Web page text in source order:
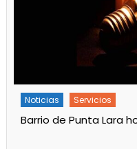
Noticias Servicios
Barrio de Punta Lara